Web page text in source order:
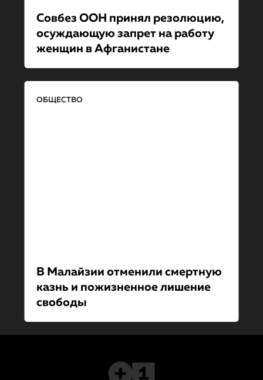
Совбез ООН принял резолюцию,
осуждающую запрет на работу
женщин в Афганистане
ОБЩЕСТВО
В Малайзии отменили смертную
казнь и пожизненное лишение
свободы